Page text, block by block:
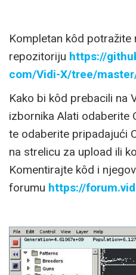
Kompletan kôd potražite
repozitoriju https://
com/Vidi-X/tree/
Kako bi kôd prebacili na
izbornika Alati odaberite
te odaberite pripadajući
na strelicu za upload ili
Komentirajte kôd i
forumu https://